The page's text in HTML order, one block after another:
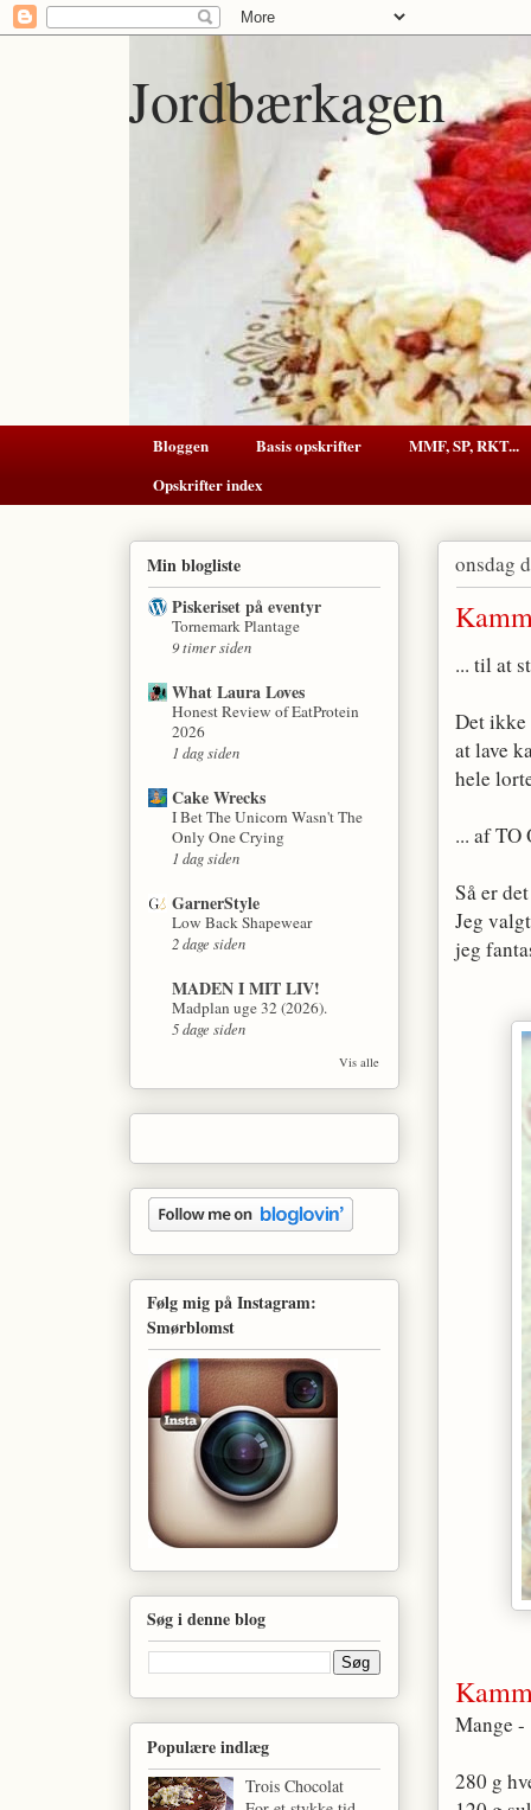
Jordbærkagen
Bloggen Basis opskrifter
MMF, SP, RKT...
Opskrifter index
onsdag
... til at
Det ikke
at lave
hele
... af TO
Så er
Jeg
jeg
Mange
280 g
Min blogliste
Piskeriset på eventyr
Tornemark Plantage
9 timer siden
What Laura Loves
Honest Review of EatProtein
2026
1 dag siden
Cake Wrecks
I Bet The Unicorn Wasn't The
Only One Crying
1 dag siden
GarnerStyle
Low Back Shapewear
2 dage siden
MADEN I MIT LIV!
Madplan uge 32 (2026).
5 dage siden
Vis alle
Følg mig på Instagram:
Smørblomst
Søg i denne blog
Populære indlæg
Trois Chocolat